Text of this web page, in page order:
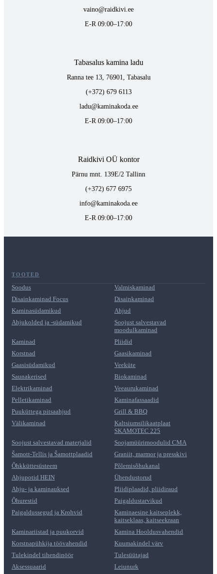
vaino@raidkivi.ee
E-R 09:00–17:00
Tabasalus kamina ladu
Ranna tee 13, 76901, Tabasalu
(+372) 679 6113
ladu@kaminakoda.ee
E-R 09:00–17:00
Raidkivi OÜ kontor
Pärnu mnt. 139E/2 Tallinn
(+372) 677 6975
info@kaminakoda.ee
E-R 09:00–17:00
TOOTED
Soodus
Valmiskaminad
Disainkaminad Focus
Disainkaminad
Kaminasüdamikud
Ahjud
Ahjukolded ja -südamikud
Soojust salvestavad
moodulkaminad
Kaminad
Pliidid
Korstnad
Gaasikaminad
Gaasisüdamikud
Veeküte
Saunakerised
Biokaminad
Elektrikaminad
Veeaurukaminad
Pelletikaminad
Kaminafassaadid
Puuküttega pitsaahjud
Grill & BBQ
Välikaminad
Kaltsiumsilikaatplaat
SKAMOTEC 225
Soojust salvestavad materjalid
Soojamüürimoodulid CMA
Šamott-Tellis ja Šamottplaadid
Graniit, marmor ja presskivi
Õhkküttesüsteem
Põlemisõhukanal
Ahjupotid HEIN
Ühendustorud
Ahju- ja kaminauksed
Pliidiplaadid, pliidiraud
Õhurestid
Paigaldustarvikud
Paigaldussegud ja Krohvid
Kaminaesine kaitseplekk,
kaitseklaas, kaitseekraan
Kaminariistad ja puukorvid
Kamina Hooldusvahendid
Korstnapühkija töövahendid
Kuumakindel värv
Tulekindel tihendinöör
Tulesüütajad
Aksessuaarid
Leiunurk